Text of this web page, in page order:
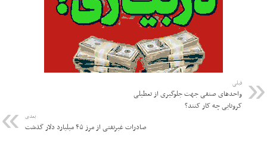
قبلی
واحدهای صنفی جهت جلوگیری از تعطیلی
کرونایی چه کار کنند؟
بعدی
صادرات غیرنفتی از مرز ۴۵ میلیارد دلار گذشت